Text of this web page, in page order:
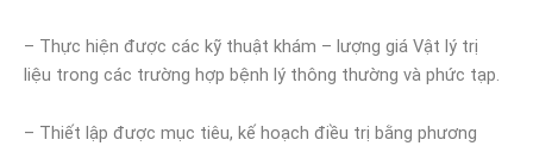
– Thực hiện được các kỹ thuật khám – lượng giá Vật lý trị
liệu trong các trường hợp bệnh lý thông thường và phức tạp.
– Thiết lập được mục tiêu, kế hoạch điều trị bằng phương